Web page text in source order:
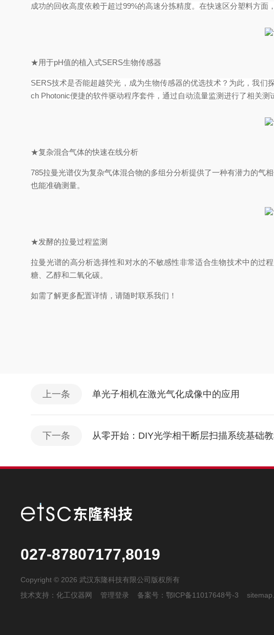
成功的回收高度依赖于超过99%的高速分拣精度。在快速区分塑料方面，
★用于pH值的植入式SERS生物传感器
SERS技术是否能超越荧光，成为生物传感器的优选技术？为此，我们
ch Photonic便捷的软件驱动程序套件，通过自动流量监测进行了相关测
★复杂混合气体的快速在线分析
785拉曼光谱仪为复杂气体混合物的多组分分析提供了一种有潜力的气
也能准确测量。
★发酵的拉曼过程监测
拉曼光谱的高分析选择性和对水的不敏感性非常适合生物技术中的过
糖、乙醇和二氧化碳。
如需了解更多配置详情，请随时联系我们！
上一条 单光子相机在激光气化成像中的应用
下一条 从零开始：DIY光学相干断层扫描系统基础
027-87807177,8019
Copyright © 2026 武汉东隆科技有限公司版权所有
技术支持：化工仪器网 管理登录 备案号：鄂ICP备11017648号-3